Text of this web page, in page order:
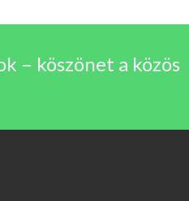
– köszönet a közös